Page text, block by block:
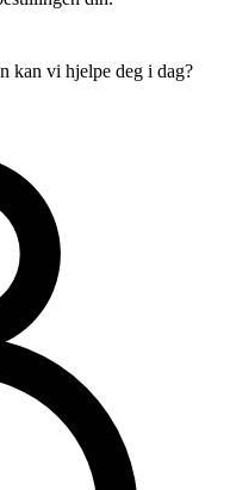
kan vi hjelpe deg i dag?